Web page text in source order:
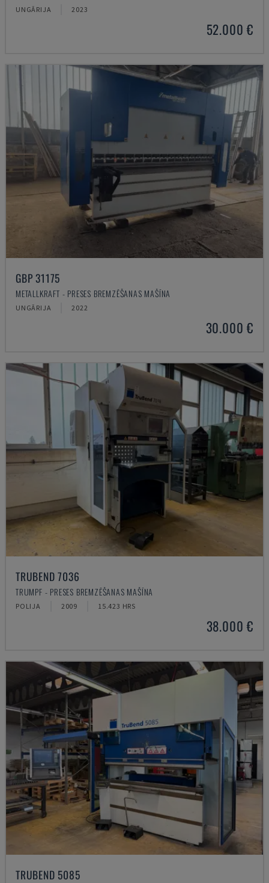
UNGĀRIJA 2023
52.000 €
GBP 31175
METALLKRAFT - PRESES BREMZĒŠANAS MAŠĪNA
UNGĀRIJA 2022
30.000 €
TRUBEND 7036
TRUMPF - PRESES BREMZĒŠANAS MAŠĪNA
POLIJA 2009 15.423 HRS
38.000 €
TRUBEND 5085